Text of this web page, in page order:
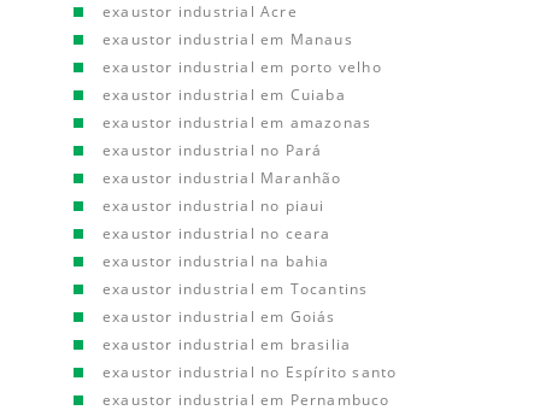
exaustor industrial Acre
exaustor industrial em Manaus
exaustor industrial em porto velho
exaustor industrial em Cuiaba
exaustor industrial em amazonas
exaustor industrial no Pará
exaustor industrial Maranhão
exaustor industrial no piaui
exaustor industrial no ceara
exaustor industrial na bahia
exaustor industrial em Tocantins
exaustor industrial em Goiás
exaustor industrial em brasilia
exaustor industrial no Espírito santo
exaustor industrial em Pernambuco